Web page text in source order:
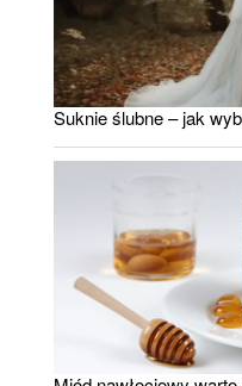
Suknie ślubne – jak